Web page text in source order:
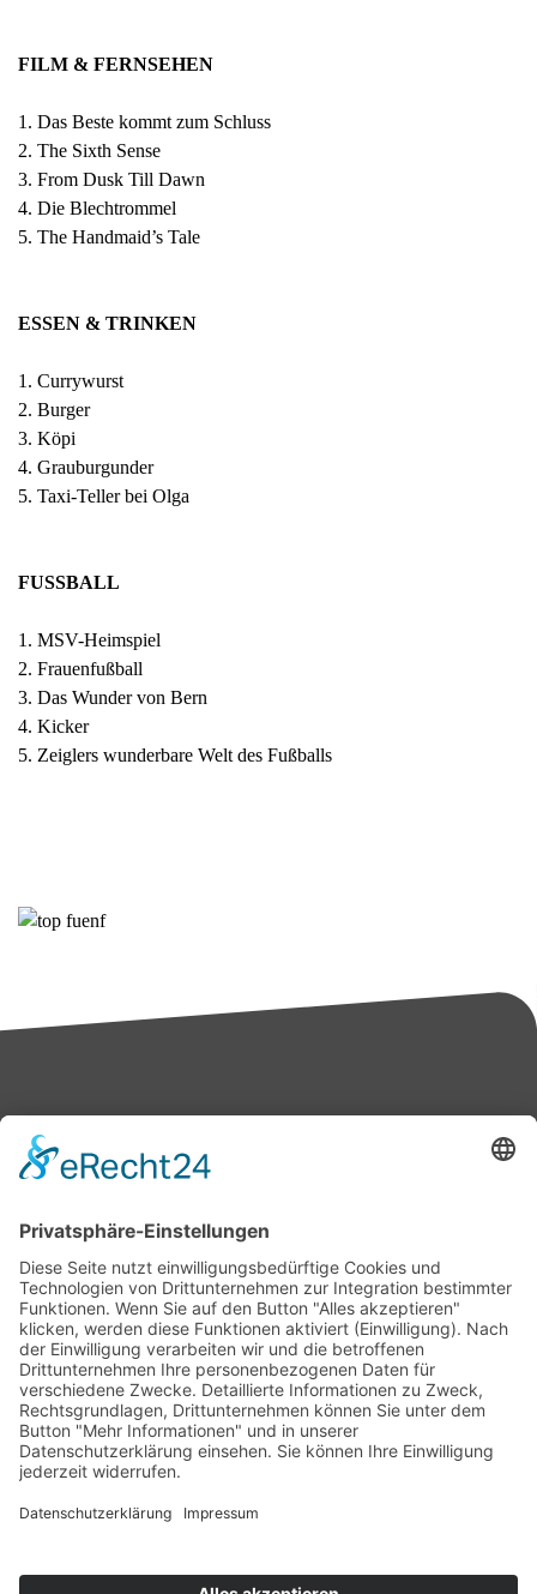
FILM & FERNSEHEN
1. Das Beste kommt zum Schluss
2. The Sixth Sense
3. From Dusk Till Dawn
4. Die Blechtrommel
5. The Handmaid’s Tale
ESSEN & TRINKEN
1. Currywurst
2. Burger
3. Köpi
4. Grauburgunder
5. Taxi-Teller bei Olga
FUSSBALL
1. MSV-Heimspiel
2. Frauenfußball
3. Das Wunder von Bern
4. Kicker
5. Zeiglers wunderbare Welt des Fußballs
Mitglied des Deutschen Bundestages
Presse & Downloads
Pressemitteilungen
Pressefotos
BASis Info
Newsletter-Abo